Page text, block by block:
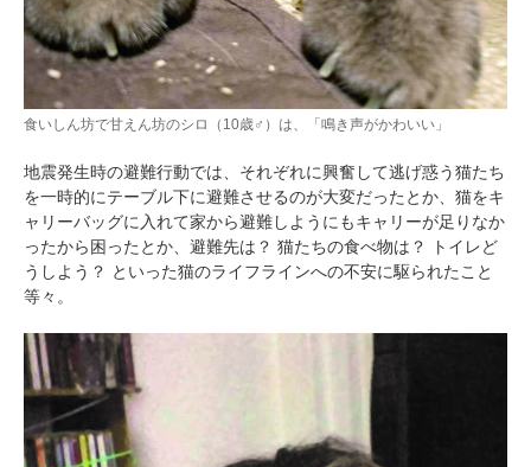
食いしん坊で甘えん坊のシロ（10歳♂）は、「鳴き声がかわいい」
地震発生時の避難行動では、それぞれに興奮して逃げ惑う猫たち
を一時的にテーブル下に避難させるのが大変だったとか、猫をキ
ャリーバッグに入れて家から避難しようにもキャリーが足りなか
ったから困ったとか、避難先は？ 猫たちの食べ物は？ トイレど
うしよう？ といった猫のライフラインへの不安に駆られたこと
等々。